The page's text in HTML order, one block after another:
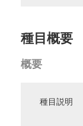
種目概要
概要
種目説明